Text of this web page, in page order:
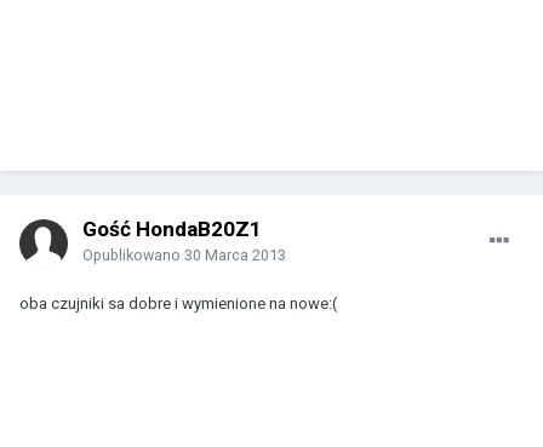
Gość HondaB20Z1
Opublikowano 30 Marca 2013
oba czujniki sa dobre i wymienione na nowe:(